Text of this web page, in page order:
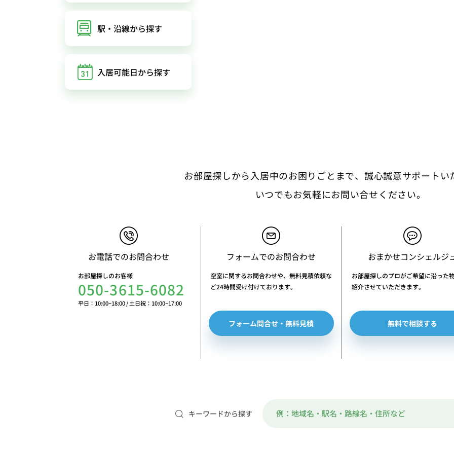
駅・沿線から探す
入居可能日から探す
お部屋探しから入居中のお困りごとまで、 誠心誠意サポートい
いつでもお気軽にお問い合せください。
お電話でのお問合わせ
お部屋探しのお客様
050-3615-6082
平日：10:00~18:00/土日祝：10:00~17:00
フォームでのお問合わせ
空室に関するお問合わせや、無料見積依頼な
ど24時間受け付けております。
フォーム問合せ・無料見積
おまかせコンシェルジ
お部屋探しのプロがご希望に沿った
紹介させていただきます。
無料で相談する
キーワードから探す